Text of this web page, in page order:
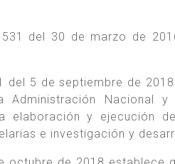
del 30 de marzo de
del 5 de septiembre de
Nacional y
elaboración y ejecución
e investigación y